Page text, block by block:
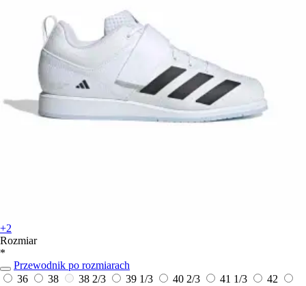
+2
Rozmiar
*
Przewodnik po rozmiarach
36
38 38 2/3 39 1/3 40 2/3 41 1/3
42